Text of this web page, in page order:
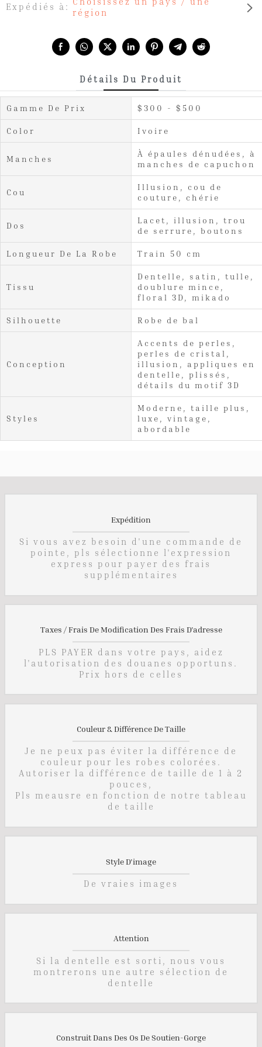
Expédiés à:
région
Détails Du Produit
Gamme De Prix $300 - $500
Color Ivoire
Manches
À épaules dénudées, à
manches de capuchon
Cou
Illusion, cou de
couture, chérie
Dos
Lacet, illusion, trou
de serrure, boutons
Longueur De La Robe Train 50 cm
Tissu
Dentelle, satin, tulle,
doublure mince,
floral 3D, mikado
Silhouette Robe de bal
Conception
Accents de perles,
perles de cristal,
illusion, appliques en
dentelle, plissés,
détails du motif 3D
Styles
Moderne, taille plus,
luxe, vintage,
abordable
Expédition
Si vous avez besoin d'une commande de
pointe, pls sélectionne l'expression
express pour payer des frais
supplémentaires
Taxes / Frais De Modification Des Frais D'adresse
PLS PAYER dans votre pays, aidez
l'autorisation des douanes opportuns.
Prix ​​hors de celles
Couleur & Différence De Taille
Je ne peux pas éviter la différence de
couleur pour les robes colorées.
Autoriser la différence de taille de 1 à 2
pouces,
Pls meausre en fonction de notre tableau
de taille
Style D'image
De vraies images
Attention
Si la dentelle est sorti, nous vous
montrerons une autre sélection de
dentelle
Construit Dans Des Os De Soutien-Gorge